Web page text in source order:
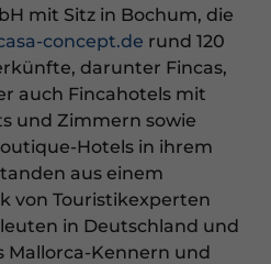
mit Sitz in Bochum, die
concept.de rund 120
darunter Fincas,
auch Fincahotels mit
und Zimmern sowie
Hotels in ihrem
aus einem
von Touristikexperten
in Deutschland und
Mallorca-Kennern und